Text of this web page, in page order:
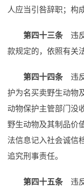
人应当引咎辞职；构
第四十三条 违
款规定的，依照有关
第四十四条 违
护为名买卖野生动物
动物保护主管部门没
野生动物及其制品价
法信息记入社会诚信
追究刑事责任。
第四十五条 违